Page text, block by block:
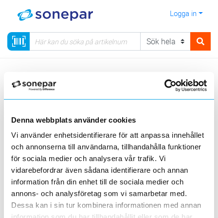
Denna webbplats använder cookies
Vi använder enhetsidentifierare för att anpassa innehållet
och annonserna till användarna, tillhandahålla funktioner
för sociala medier och analysera vår trafik. Vi
vidarebefordrar även sådana identifierare och annan
information från din enhet till de sociala medier och
annons- och analysföretag som vi samarbetar med.
Dessa kan i sin tur kombinera informationen med annan
Logga in
Infälld
Visa produkter från alla underliggande kategorier
Induktiv
belastning
Universell & LED
Universal
1-10V